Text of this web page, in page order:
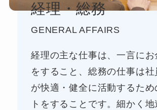
経理・総務
GENERAL AFFAIRS
経理の主な仕事は、一言にお
をすること、総務の仕事は社
が快適・健全に活動するため
トをすることです。細かく